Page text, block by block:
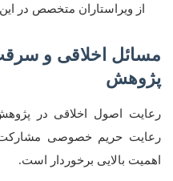
از ویراستاران متخصص در
مسائل اخلاقی و
پژوهش
رعایت اصول اخلاقی در
رعایت حریم خصوصی
اهمیت بالایی برخوردار است.